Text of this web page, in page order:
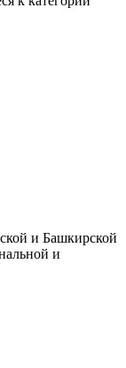
и Башкирской
и